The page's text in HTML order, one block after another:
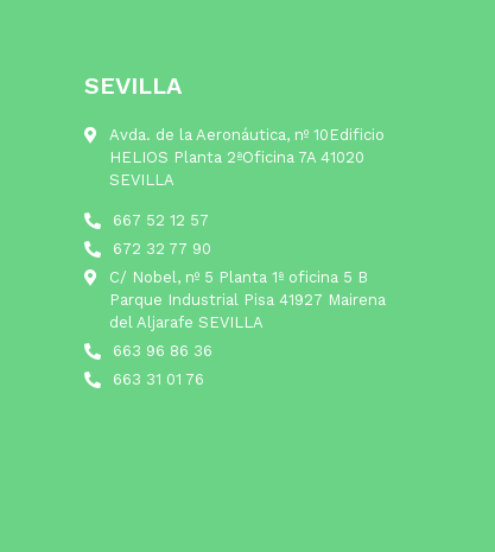
SEVILLA
Avda. de la Aeronáutica, nº 10Edificio
HELIOS Planta 2ªOficina 7A 41020
SEVILLA
667 52 12 57
672 32 77 90
C/ Nobel, nº 5 Planta 1ª oficina 5 B
Parque Industrial Pisa 41927 Mairena
del Aljarafe SEVILLA
663 96 86 36
663 31 01 76